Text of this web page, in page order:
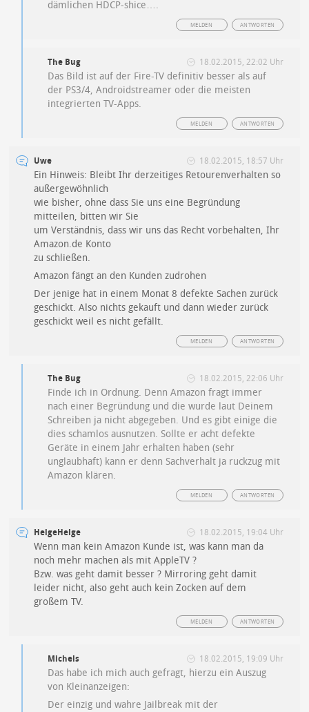
dämlichen HDCP-shice….
ANTWORTEN
MELDEN
The Bug 18.02.2015, 22:02 Uhr
Das Bild ist auf der Fire-TV definitiv besser als auf
der PS3/4, Androidstreamer oder die meisten
integrierten TV-Apps.
ANTWORTEN
MELDEN
Uwe 18.02.2015, 18:57 Uhr
Ein Hinweis: Bleibt Ihr derzeitiges Retourenverhalten so
außergewöhnlich
wie bisher, ohne dass Sie uns eine Begründung
mitteilen, bitten wir Sie
um Verständnis, dass wir uns das Recht vorbehalten, Ihr
Amazon.de Konto
zu schließen.
Amazon fängt an den Kunden zudrohen
Der jenige hat in einem Monat 8 defekte Sachen zurück
geschickt. Also nichts gekauft und dann wieder zurück
geschickt weil es nicht gefällt.
ANTWORTEN
MELDEN
The Bug 18.02.2015, 22:06 Uhr
Finde ich in Ordnung. Denn Amazon fragt immer
nach einer Begründung und die wurde laut Deinem
Schreiben ja nicht abgegeben. Und es gibt einige die
dies schamlos ausnutzen. Sollte er acht defekte
Geräte in einem Jahr erhalten haben (sehr
unglaubhaft) kann er denn Sachverhalt ja ruckzug mit
Amazon klären.
ANTWORTEN
MELDEN
HelgeHelge 18.02.2015, 19:04 Uhr
Wenn man kein Amazon Kunde ist, was kann man da
noch mehr machen als mit AppleTV ?
Bzw. was geht damit besser ? Mirroring geht damit
leider nicht, also geht auch kein Zocken auf dem
großem TV.
ANTWORTEN
MELDEN
Michels 18.02.2015, 19:09 Uhr
Das habe ich mich auch gefragt, hierzu ein Auszug
von Kleinanzeigen:
Der einzig und wahre Jailbreak mit der